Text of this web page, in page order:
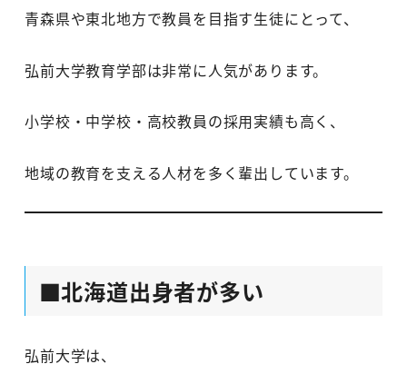
青森県や東北地方で教員を目指す生徒にとって、
弘前大学教育学部は非常に人気があります。
小学校・中学校・高校教員の採用実績も高く、
地域の教育を支える人材を多く輩出しています。
■北海道出身者が多い
弘前大学は、